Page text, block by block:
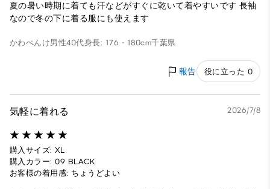
夏の暑い時期に着ても汗などがすぐに乾いて着やすいです 長袖
なので冬の下に着る服にも使えます
かわぺんけ男性40代身長: 176 - 180cm千葉県
報告 役に立った 0
気軽に着れる 2026/7/8
購入サイズ: XL
購入カラー: 09 BLACK
お客様の着用感: ちょうどよい